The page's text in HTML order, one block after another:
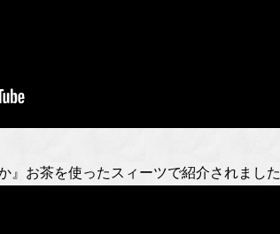
お茶を使ったスィーツで紹介されました